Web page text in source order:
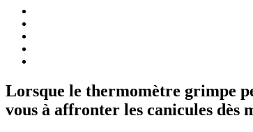
Lorsque le thermomètre grimpe
vous à affronter les canicules dès